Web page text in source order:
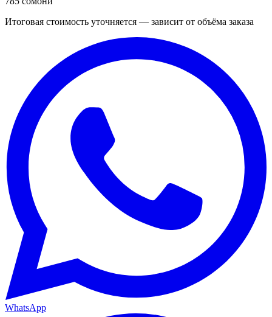
Итоговая стоимость уточняется — зависит от объёма заказа
WhatsApp